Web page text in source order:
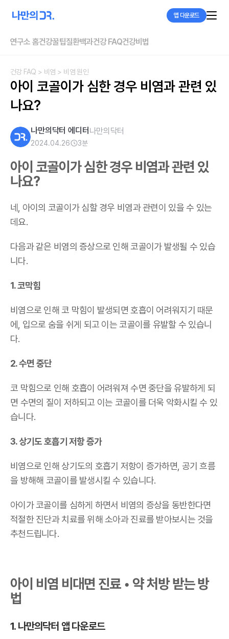
앱 다운로드
연구소 홈건강꿀팁질환백과건강 FAQ건강비법
건강 FAQ > 비염 > 비염 원인
아이 코골이가 심한 경우 비염과 관련 있
나요?
나만의닥터 에디터 나만의닥터
2024.04.26 3분
아이 코골이가 심한 경우 비염과 관련 있
나요?
네, 아이의 코골이가 심할 경우 비염과 관련이 있을 수 있는
데요.
다음과 같은 비염의 증상으로 인해 코골이가 발생될 수 있습
니다.
1. 코막힘
비염으로 인해 코 막힘이 발생되면 호흡이 어려워지기 때문
에, 입으로 숨을 쉬게 되고 이는 코골이를 유발할 수 있습니
다.
2. 수면 중단
코 막힘으로 인해 호흡이 어려워져 수면 중단을 유발하게 되
면 수면의 질이 저하되고 이는 코골이를 더욱 악화시킬 수 있
습니다.
3. 상기도 호흡기 저항 증가
비염으로 인해 상기도의 호흡기 저항이 증가하면, 공기 흐름
을 방해해 코골이를 발생시킬 수 있습니다.
아이가 코골이를 심하게 하면서 비염의 증상을 동반한다면
적절한 진단과 치료를 위해 소아과 진료를 받아보시는 것을
추천드립니다.
아이 비염 비대면 진료 • 약 처방 받는 방
법
1. 나만의닥터 앱 다운로드